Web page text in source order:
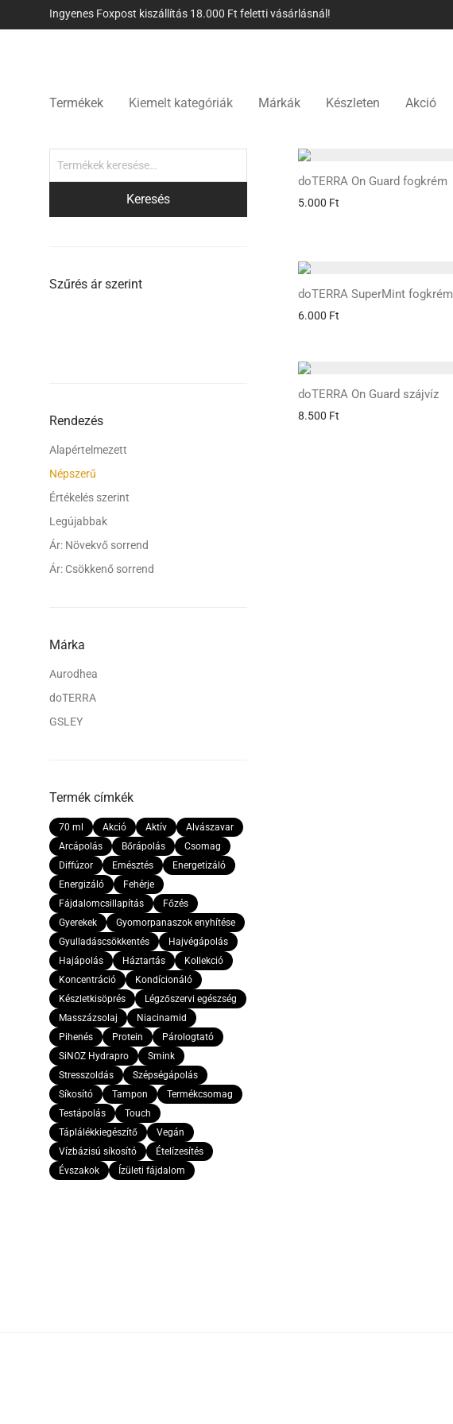
Ingyenes Foxpost kiszállítás 18.000 Ft feletti vásárlásnál!
Termékek Kiemelt kategóriák Márkák Készleten Akció
Keresés
Szűrés ár szerint
Rendezés
Alapértelmezett
Népszerű
Értékelés szerint
Legújabbak
Ár: Növekvő sorrend
Ár: Csökkenő sorrend
Márka
Aurodhea
doTERRA
GSLEY
Termék címkék
70 ml Akció Aktív
Alvászavar
Arcápolás
Bőrápolás
Csomag
Diffúzor
Emésztés
Energetizáló
Energizáló
Fehérje
Fájdalomcsillapítás
Főzés
Gyerekek
Gyomorpanaszok enyhítése
Gyulladáscsökkentés
Hajvégápolás
Hajápolás
Háztartás
Kollekció
Koncentráció
Kondícionáló
Készletkisöprés
Légzőszervi egészség
Masszázsolaj
Niacinamid
Pihenés
Protein
Párologtató
SiNOZ Hydrapro
Smink
Stresszoldás
Szépségápolás
Síkosító
Tampon
Termékcsomag
Testápolás
Touch
Táplálékkiegészítő
Vegán
Vízbázisú síkosító
Ételízesítés
Évszakok
Ízületi fájdalom
doTERRA On Guard fogkrém
5.000 Ft
doTERRA SuperMint fogkrém
6.000 Ft
doTERRA On Guard szájvíz
8.500 Ft